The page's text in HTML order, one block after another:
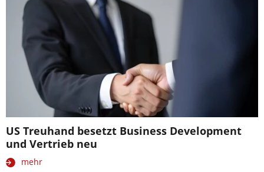
US Treuhand besetzt Business Development
und Vertrieb neu
mehr